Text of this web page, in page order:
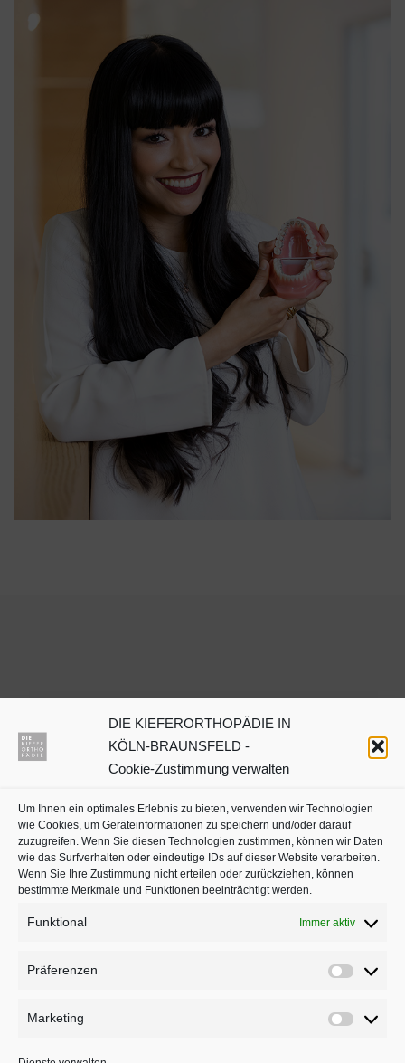
DIE KIEFERORTHOPÄDIE IN
KÖLN-BRAUNSFELD -
Cookie-Zustimmung verwalten
Um Ihnen ein optimales Erlebnis zu bieten, verwenden wir Technologien
wie Cookies, um Geräteinformationen zu speichern und/oder darauf
zuzugreifen. Wenn Sie diesen Technologien zustimmen, können wir Daten
wie das Surfverhalten oder eindeutige IDs auf dieser Website verarbeiten.
Wenn Sie Ihre Zustimmung nicht erteilen oder zurückziehen, können
bestimmte Merkmale und Funktionen beeinträchtigt werden.
Funktional Immer aktiv
Präferenzen
Marketing
Marketing
Dr. Julia Neuschulz
Kieferorthopäden oder
Zahnärzte mit Schwerpunkt
in Köln aufjameda